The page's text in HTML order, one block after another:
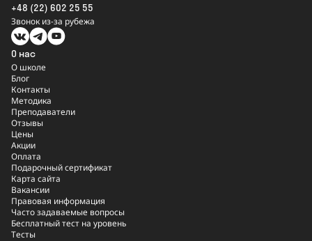
+48 (22) 602 25 55
Звонок из-за рубежа
О нас
О школе
Блог
Контакты
Методика
Преподаватели
Отзывы
Цены
Акции
Оплата
Подарочный сертификат
Карта сайта
Вакансии
Правовая информация
Часто задаваемые вопросы
Бесплатный тест на уровень
Тесты